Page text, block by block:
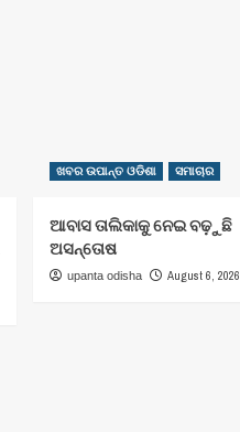
ଖବର ଉପାନ୍ତ ଓଡିଶା ସମାଚାର
ଆବାସ ତାଲିକାକୁ ନେଇ ବଢ଼ୁଛି
ଅସନ୍ତୋଷ
upanta odisha August 6, 2026